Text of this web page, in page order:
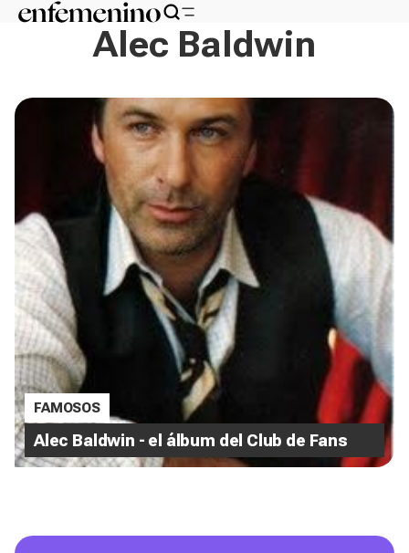
Alec Baldwin
FAMOSOS
Alec Baldwin - el álbum del Club de Fans